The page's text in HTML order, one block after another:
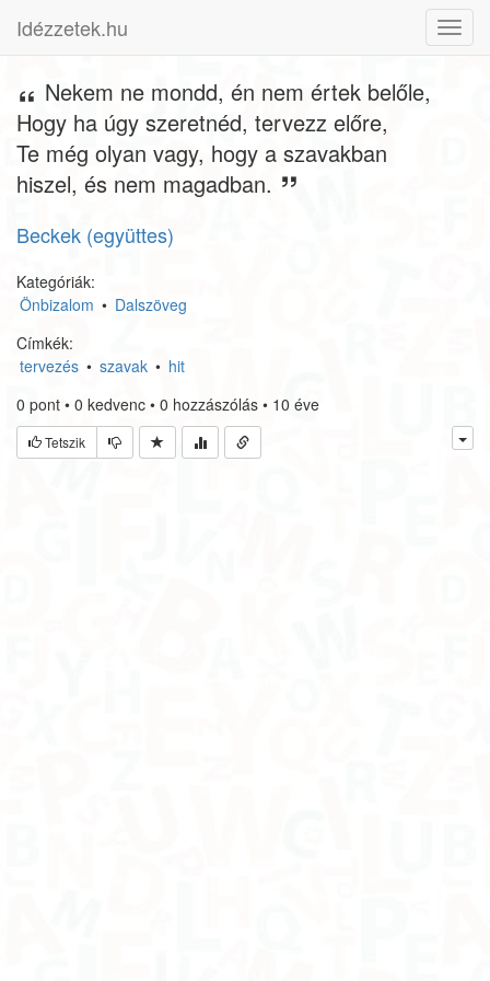
Idézzetek.hu
Nekem ne mondd, én nem értek belőle,
Hogy ha úgy szeretnéd, tervezz előre,
Te még olyan vagy, hogy a szavakban
hiszel, és nem magadban.
Beckek (együttes)
Kategóriák:
Önbizalom • Dalszöveg
Címkék:
tervezés • szavak • hit
0 pont • 0 kedvenc • 0 hozzászólás • 10 éve
Tetszik